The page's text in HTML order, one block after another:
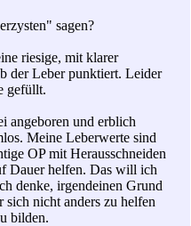
sagen?
riesige, mit klarer
der Leber punktiert. Leider
gefüllt.
angeboren und erblich
Meine Leberwerte sind
OP mit Herausschneiden
Dauer helfen. Das will ich
denke, irgendeinen Grund
sich nicht anders zu helfen
bilden.